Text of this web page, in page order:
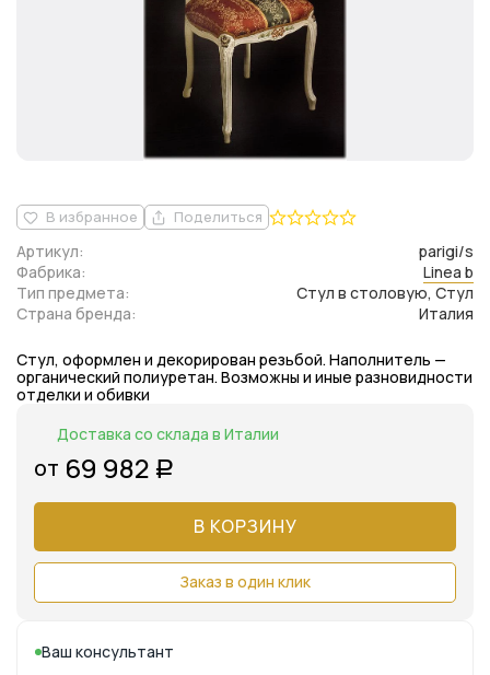
В избранное Поделиться
Фабрика: Linea b
Артикул:
parigi/s
Тип предмета:
Стул в столовую, Стул
Страна бренда:
Италия
Стул, оформлен и декорирован резьбой. Наполнитель —
органический полиуретан. Возможны и иные разновидности
отделки и обивки
Доставка со склада в Италии
от 69 982 Р
В КОРЗИНУ
Заказ в один клик
Ваш консультант